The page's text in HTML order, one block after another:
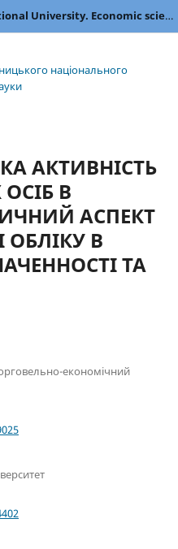
Herald of Khmelnytskyi National University. Economic sciences
національного
АКТИВНІСТЬ
В
АСПЕКТ
ОБЛІКУ В
ТА
економічний